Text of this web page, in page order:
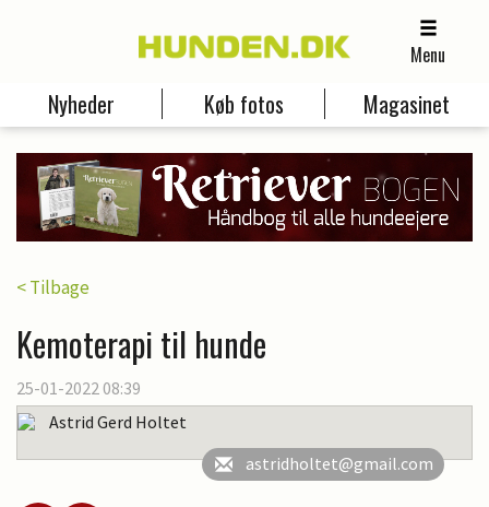
Menu
Nyheder Køb fotos Magasinet
< Tilbage
Kemoterapi til hunde
25-01-2022 08:39
Astrid Gerd Holtet
astridholtet@gmail.com